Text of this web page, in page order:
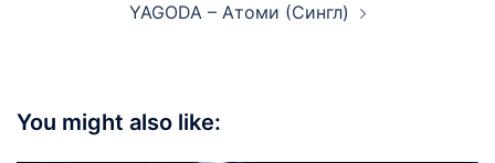
YAGODA – Атоми (Сингл)
You might also like: